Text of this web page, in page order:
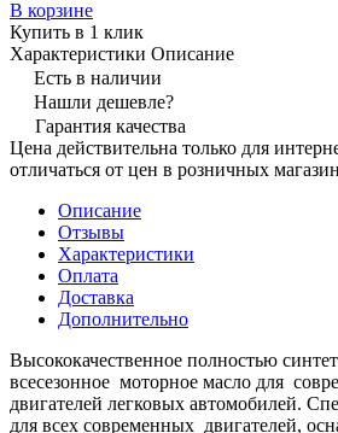
В корзине
Купить в 1 клик
Характеристики Описание
Есть в наличии
Нашли дешевле?
Гарантия качества
Цена действительна только для
отличаться от цен в розничных
Описание
Отзывы
Характеристики
Оплата
Доставка
Дополнительно
Высококачественное полностью
всесезонное моторное масло для
двигателей легковых автомобилей.
для всех современных двигателей,